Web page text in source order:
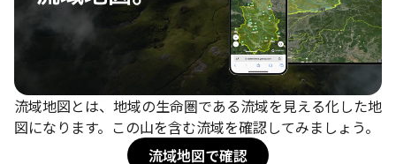
流域地図とは、地域の生命圏である流域を見える化した地
図になります。この山を含む流域を確認してみましょう。
流域地図で確認